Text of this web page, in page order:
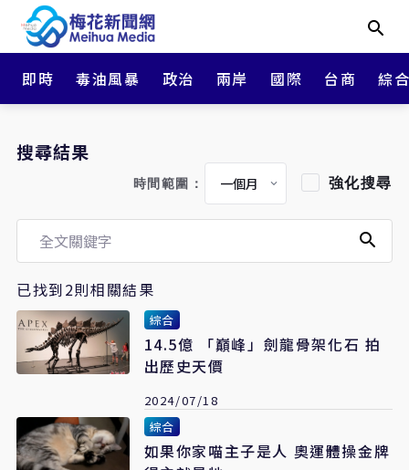
即時 毒油風暴 政治 兩岸 國際 台商 綜
搜尋結果
時間範圍： 強化搜尋
已找到2則相關結果
綜合
14.5億 「巔峰」劍龍骨架化石 拍
出歷史天價
2024/07/18
綜合
如果你家喵主子是人 奧運體操金牌